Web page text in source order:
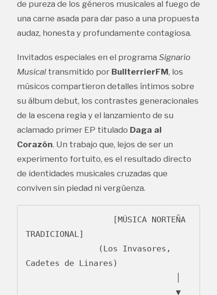
de pureza de los géneros musicales al fuego de
una carne asada para dar paso a una propuesta
audaz, honesta y profundamente contagiosa.
Invitados especiales en el programa Signario
Musical transmitido por BullterrierFM, los
músicos compartieron detalles íntimos sobre
su álbum debut, los contrastes generacionales
de la escena regia y el lanzamiento de su
aclamado primer EP titulado Daga al
Corazón. Un trabajo que, lejos de ser un
experimento fortuito, es el resultado directo
de identidades musicales cruzadas que
conviven sin piedad ni vergüenza.
TRADICIONAL]
Cadetes de Linares)